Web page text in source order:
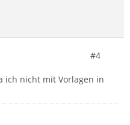
#4
ich nicht mit Vorlagen in